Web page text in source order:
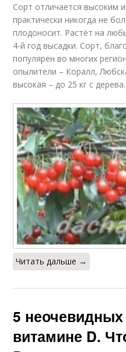
Сорт отличается высоким
практически никогда не
плодоносит. Растёт на
4-й год высадки. Сорт,
популярен во многих
опылители – Коралл,
высокая – до 25 кг с дерева.
Читать дальше →
5
витамине D.